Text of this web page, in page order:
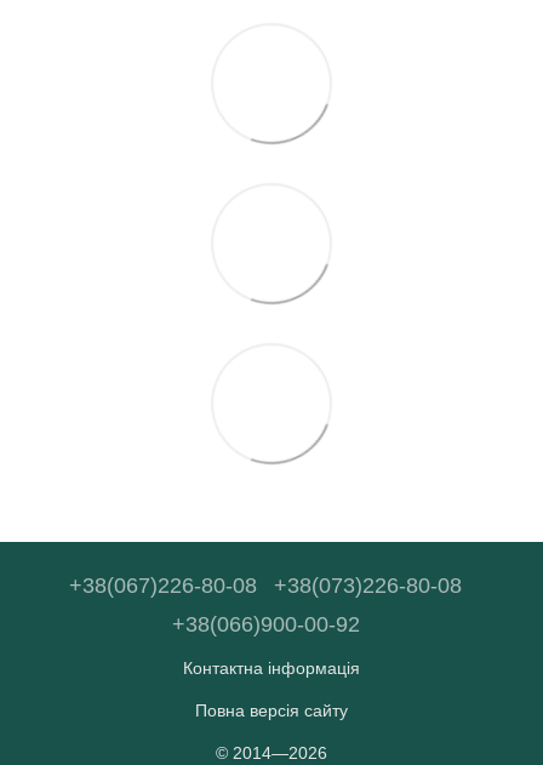
+38(067)226-80-08
+38(073)226-80-08
+38(066)900-00-92
Контактна інформація
Повна версія сайту
© 2014—2026